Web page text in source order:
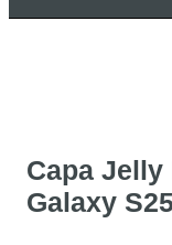
Capa Jelly
Galaxy